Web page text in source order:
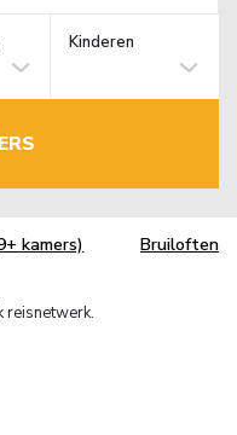
Kinderen
kamers) Bruiloften
reisnetwerk.